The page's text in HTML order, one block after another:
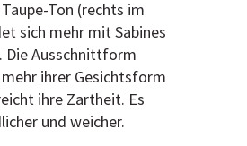
Ton (rechts im
sich mehr mit Sabines
Die Ausschnittform
ihrer Gesichtsform
ihre Zartheit. Es
und weicher.